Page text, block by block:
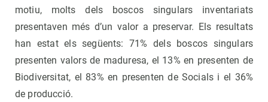
motiu, molts dels boscos singulars inventariats
presentaven més d’un valor a preservar. Els resultats
han estat els següents: 71% dels boscos singulars
presenten valors de maduresa, el 13% en presenten de
Biodiversitat, el 83% en presenten de Socials i el 36%
de producció.